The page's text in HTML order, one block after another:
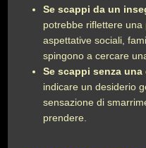
Se scappi da un
potrebbe riflettere
aspettative sociali,
spingono a cercare
Se scappi senza
indicare un desiderio
sensazione di
prendere.